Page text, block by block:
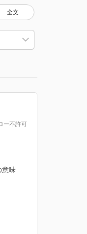
全文
ー不許可
意味